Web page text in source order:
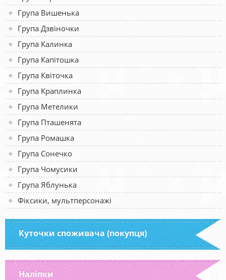
Група Вишенька
Група Дзвіночки
Група Калинка
Група Капітошка
Група Квіточка
Група Краплинка
Група Метелики
Група Пташенята
Група Ромашка
Група Сонечко
Група Чомусики
Група Яблунька
Фіксики, мультперсонажі
Куточки споживача (покупця)
Наліпки